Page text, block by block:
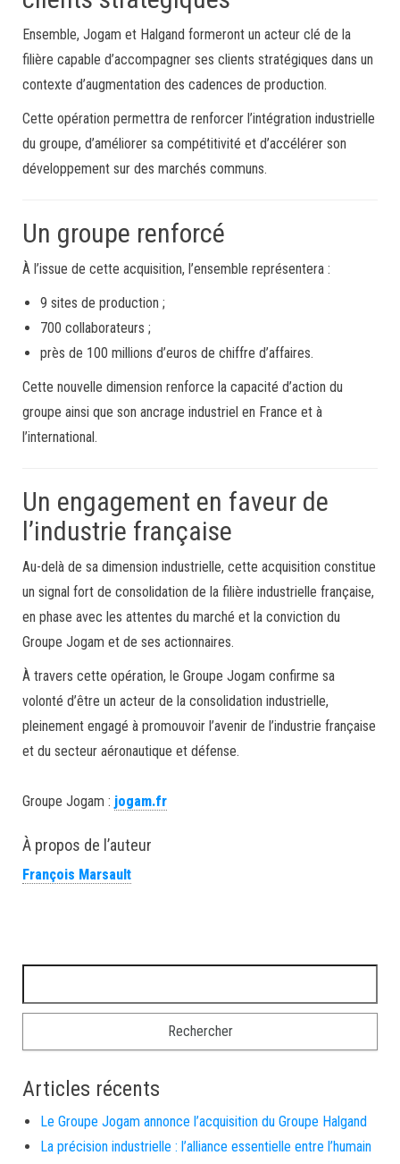
Ensemble, Jogam et Halgand formeront un acteur clé de la
filière capable d’accompagner ses clients stratégiques dans un
contexte d’augmentation des cadences de production.
Cette opération permettra de renforcer l’intégration industrielle
du groupe, d’améliorer sa compétitivité et d’accélérer son
développement sur des marchés communs.
Un groupe renforcé
À l’issue de cette acquisition, l’ensemble représentera :
9 sites de production ;
700 collaborateurs ;
près de 100 millions d’euros de chiffre d’affaires.
Cette nouvelle dimension renforce la capacité d’action du
groupe ainsi que son ancrage industriel en France et à
l’international.
Un engagement en faveur de
l’industrie française
Au-delà de sa dimension industrielle, cette acquisition constitue
un signal fort de consolidation de la filière industrielle française,
en phase avec les attentes du marché et la conviction du
Groupe Jogam et de ses actionnaires.
À travers cette opération, le Groupe Jogam confirme sa
volonté d’être un acteur de la consolidation industrielle,
pleinement engagé à promouvoir l’avenir de l’industrie française
et du secteur aéronautique et défense.
Groupe Jogam : jogam.fr
À propos de l’auteur
François Marsault
Articles récents
Le Groupe Jogam annonce l’acquisition du Groupe Halgand
La précision industrielle : l’alliance essentielle entre l’humain